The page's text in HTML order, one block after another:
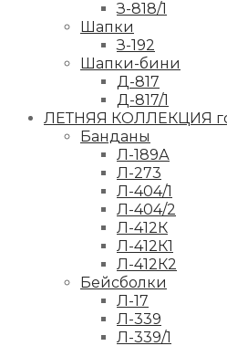
З-818/1
Шапки
З-192
Шапки-бини
Д-817
Д-817/1
ЛЕТНЯЯ КОЛЛЕКЦИЯ
Банданы
Л-189А
Л-273
Л-404/1
Л-404/2
Л-412К
Л-412К1
Л-412К2
Бейсболки
Л-17
Л-339
Л-339/1